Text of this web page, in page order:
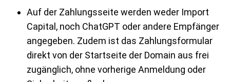
Auf der Zahlungsseite werden weder Import
Capital, noch ChatGPT oder andere Empfänger
angegeben. Zudem ist das Zahlungsformular
direkt von der Startseite der Domain aus frei
zugänglich, ohne vorherige Anmeldung oder